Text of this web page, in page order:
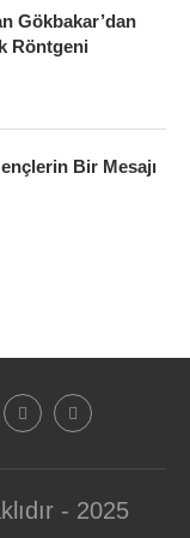
Gökbakar’dan
Röntgeni
Bir Mesajı
- 2025